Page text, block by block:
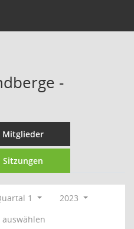
-
Mitglieder
Sitzungen
1
2023